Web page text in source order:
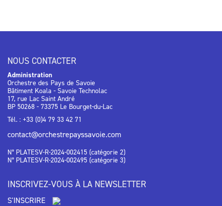
NOUS CONTACTER
Administration
Orchestre des Pays de Savoie
Bâtiment Koala - Savoie Technolac
17, rue Lac Saint André
BP 50268 - 73375 Le Bourget-du-Lac
Tél. : +33 (0)4 79 33 42 71
contact@orchestrepayssavoie.com
N° PLATESV-R-2024-002415 (catégorie 2)
N° PLATESV-R-2024-002495 (catégorie 3)
INSCRIVEZ-VOUS À LA NEWSLETTER
S'INSCRIRE